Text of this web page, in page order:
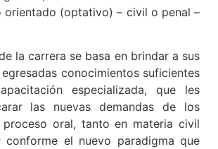
orientado (optativo) – civil o penal –
la carrera se basa en brindar a sus
conocimientos suficientes
especializada, que les
las nuevas demandas de los
proceso oral, tanto en materia civil
conforme el nuevo paradigma que